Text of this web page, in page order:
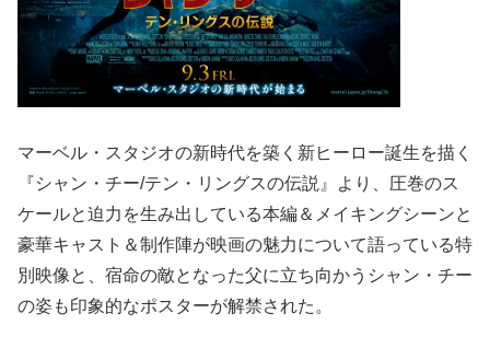
マーベル・スタジオの新時代を築く新ヒーロー誕生を描く
『シャン・チー/テン・リングスの伝説』より、圧巻のス
ケールと迫力を生み出している本編＆メイキングシーンと
豪華キャスト＆制作陣が映画の魅力について語っている特
別映像と、宿命の敵となった父に立ち向かうシャン・チー
の姿も印象的なポスターが解禁された。